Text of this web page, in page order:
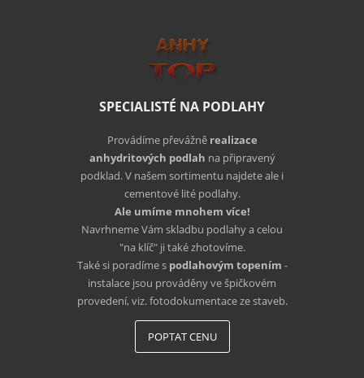
SPECIALISTÉ NA PODLAHY
Provádíme převážně realizace
anhydritových podlah na připravený
podklad. V našem sortimentu najdete ale i
cementové lité podlahy.
Ale umíme mnohem více!
Navrhneme Vám skladbu podlahy a celou
"na klíč" ji také zhotovíme.
Také si poradíme s podlahovým topením -
instalace jsou prováděny ve špičkovém
provedení, viz. fotodokumentace ze staveb.
POPTAT CENU